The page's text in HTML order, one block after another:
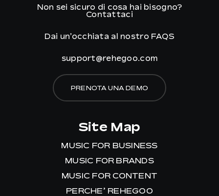
Non sei sicuro di cosa hai bisogno?
Contattaci
Dai un’occhiata al nostro FAQS
support@rehegoo.com
PRENOTA UNA DEMO
Site Map
MUSIC FOR BUSINESS
MUSIC FOR BRANDS
MUSIC FOR CONTENT
PERCHE’ REHEGOO